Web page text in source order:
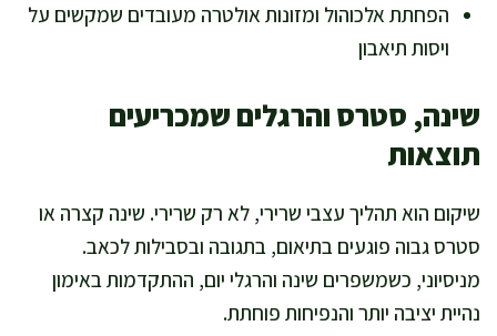
הפחתת אלכוהול ומזונות אולטרה מעובדים שמקשים על
ויסות תיאבון
שינה, סטרס והרגלים שמכריעים
תוצאות
שיקום הוא תהליך עצבי שרירי, לא רק שרירי. שינה קצרה או
סטרס גבוה פוגעים בתיאום, בתגובה ובסבילות לכאב.
מניסיוני, כשמשפרים שינה והרגלי יום, ההתקדמות באימון
נהיית יציבה יותר והנפיחות פוחתת.